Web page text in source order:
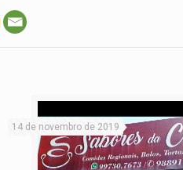
14 de novembro de 2019